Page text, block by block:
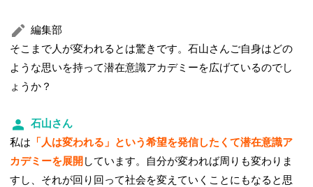
編集部
そこまで人が変われるとは驚きです。石山さんご自身はどの
ような思いを持って潜在意識アカデミーを広げているのでし
ょうか？
石山さん
私は 「人は変われる」という希望を発信したくて潜在意識ア
カデミーを展開 しています。自分が変われば周りも変わりま
すし、それが回り回って社会を変えていくことにもなると思